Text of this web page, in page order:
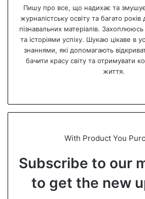
Пишу про все, що надихає та
журналістську освіту та багато років
пізнавальних матеріалів.
та історіями успіху. Шукаю цікаве в
знаннями, які допомагають
бачити красу світу та отримувати
життя.
te
With Product You
Subscribe to our
to get the new